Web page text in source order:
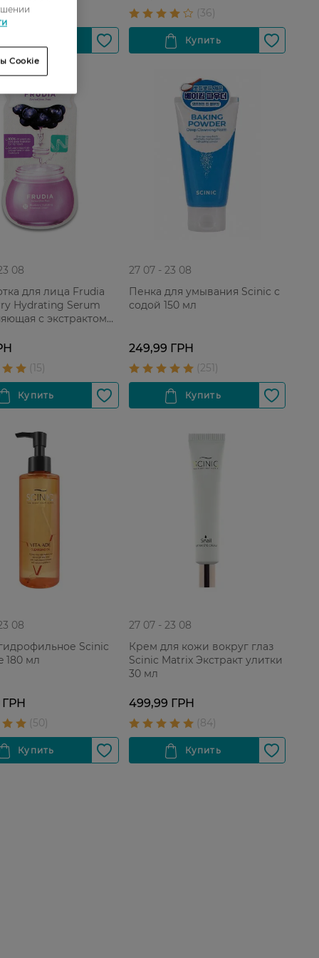
08
для лица Frudia
Hydrating Serum
с экстрактом
27 07 - 23 08
Пенка для умывания Scinic с
содой 150 мл
249,99 ГРН
08
Scinic
180 мл
ГРН
27 07 - 23 08
Крем для кожи вокруг глаз
Scinic Matrix Экстракт улитки
30 мл
499,99 ГРН
Cookie